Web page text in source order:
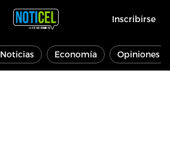
Inscribirse
Noticias Economía Opiniones